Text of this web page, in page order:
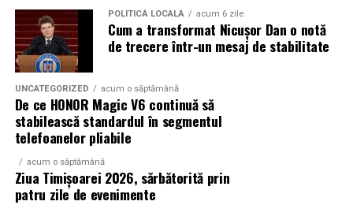
POLITICĂ LOCALĂ acum 6 zile
Cum a transformat Nicușor Dan o notă
de trecere într-un mesaj de stabilitate
UNCATEGORIZED acum o săptămână
De ce HONOR Magic V6 continuă să
stabilească standardul în segmentul
telefoanelor pliabile
acum o săptămână
Ziua Timișoarei 2026, sărbătorită prin
patru zile de evenimente